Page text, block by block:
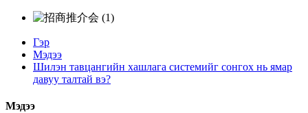
Гэр
Мэдээ
Шилэн тавцангийн хашлага системийг сонгох нь ямар
давуу талтай вэ?
Мэдээ